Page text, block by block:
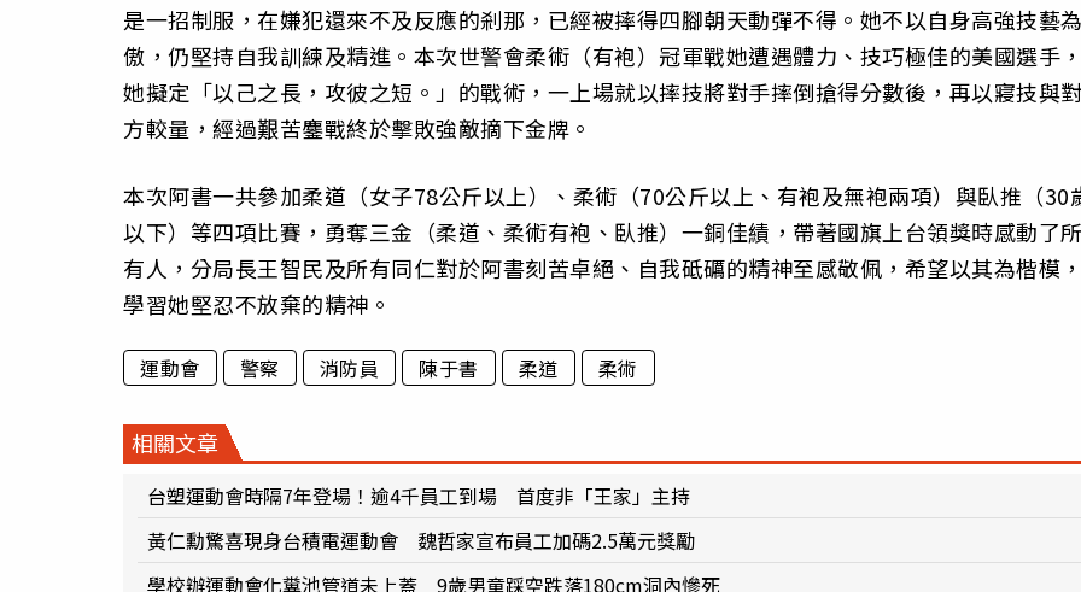
是一招制服，在嫌犯還來不及反應的剎那，已經被摔得四腳朝天動彈不得。她不以自身高強技藝
傲，仍堅持自我訓練及精進。本次世警會柔術（有袍）冠軍戰她遭遇體力、技巧極佳的美國選手
她擬定「以己之長，攻彼之短。」的戰術，一上場就以摔技將對手摔倒搶得分數後，再以寢技與
方較量，經過艱苦鏖戰終於擊敗強敵摘下金牌。
本次阿書一共參加柔道（女子78公斤以上）、柔術（70公斤以上、有袍及無袍兩項）與臥推（30
以下）等四項比賽，勇奪三金（柔道、柔術有袍、臥推）一銅佳績，帶著國旗上台領獎時感動了
有人，分局長王智民及所有同仁對於阿書刻苦卓絕、自我砥礪的精神至感敬佩，希望以其為楷模
學習她堅忍不放棄的精神。
運動會 警察 消防員 陳于書 柔道 柔術
相關文章
台塑運動會時隔7年登場！逾4千員工到場 首度非「王家」主持
黃仁勳驚喜現身台積電運動會 魏哲家宣布員工加碼2.5萬元獎勵
學校辦運動會化糞池管道未上蓋 9歲男童踩空跌落180cm洞內慘死